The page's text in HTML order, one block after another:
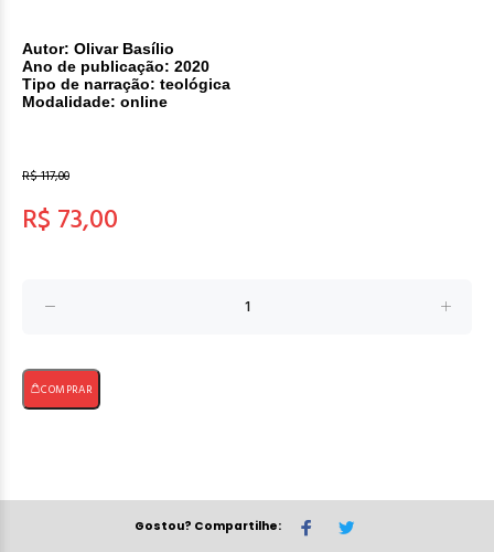
Autor: Olivar Basílio
Ano de publicação: 2020
Tipo de narração: teológica
Modalidade: online
R$ 117,00
R$ 73,00
COMPRAR
Gostou? Compartilhe: